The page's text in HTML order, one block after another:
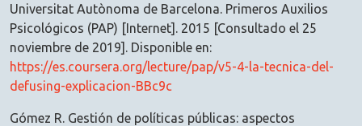
Universitat Autònoma de Barcelona. Primeros Auxilios
Psicológicos (PAP) [Internet]. 2015 [Consultado el 25
noviembre de 2019]. Disponible en:
https://es.coursera.org/lecture/pap/v5-4-la-tecnica-del-
defusing-explicacion-BBc9c
Gómez R. Gestión de políticas públicas: aspectos